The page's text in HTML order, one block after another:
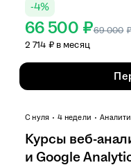
-4%
66 500 ₽69 000 ₽
2 714 ₽ в месяц
С нуля 4 недели
Курсы веб-
и Google